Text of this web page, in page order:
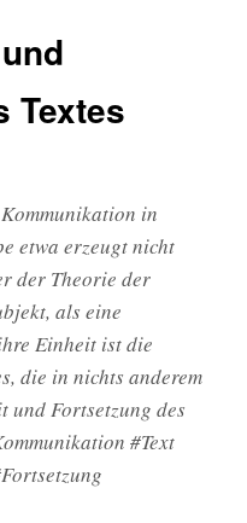
Textes
in
etwa erzeugt nicht
der Theorie der
als eine
Einheit ist die
die in nichts anderem
und Fortsetzung des
#Text